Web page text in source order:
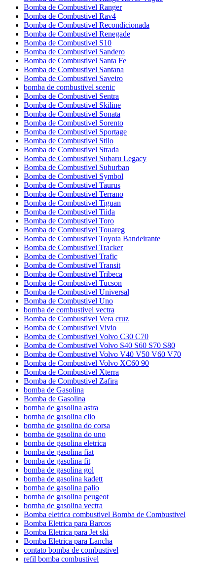
Bomba de Combustivel Ranger
Bomba de Combustivel Rav4
Bomba de Combustivel Recondicionada
Bomba de Combustivel Renegade
Bomba de Combustivel S10
Bomba de Combustivel Sandero
Bomba de Combustivel Santa Fe
Bomba de Combustivel Santana
Bomba de Combustivel Saveiro
bomba de combustivel scenic
Bomba de Combustivel Sentra
Bomba de Combustivel Skiline
Bomba de Combustivel Sonata
Bomba de Combustivel Sorento
Bomba de Combustivel Sportage
Bomba de Combustivel Stilo
Bomba de Combustivel Strada
Bomba de Combustivel Subaru Legacy
Bomba de Combustivel Suburban
Bomba de Combustivel Symbol
Bomba de Combustivel Taurus
Bomba de Combustivel Terrano
Bomba de Combustivel Tiguan
Bomba de Combustivel Tiida
Bomba de Combustivel Toro
Bomba de Combustivel Touareg
Bomba de Combustivel Toyota Bandeirante
Bomba de Combustivel Tracker
Bomba de Combustivel Trafic
Bomba de Combustivel Transit
Bomba de Combustivel Tribeca
Bomba de Combustivel Tucson
Bomba de Combustivel Universal
Bomba de Combustivel Uno
bomba de combustivel vectra
Bomba de Combustivel Vera cruz
Bomba de Combustivel Vivio
Bomba de Combustivel Volvo C30 C70
Bomba de Combustivel Volvo S40 S60 S70 S80
Bomba de Combustivel Volvo V40 V50 V60 V70
Bomba de Combustivel Volvo XC60 90
Bomba de Combustivel Xterra
Bomba de Combustivel Zafira
bomba de Gasolina
Bomba de Gasolina
bomba de gasolina astra
bomba de gasolina clio
bomba de gasolina do corsa
bomba de gasolina do uno
bomba de gasolina eletrica
bomba de gasolina fiat
bomba de gasolina fit
bomba de gasolina gol
bomba de gasolina kadett
bomba de gasolina palio
bomba de gasolina peugeot
bomba de gasolina vectra
Bomba eletrica combustivel Bomba de Combustivel
Bomba Eletrica para Barcos
Bomba Eletrica para Jet ski
Bomba Eletrica para Lancha
contato bomba de combustivel
refil bomba combustivel